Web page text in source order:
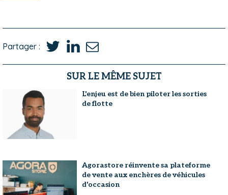
Partager :
SUR LE MÊME SUJET
L'enjeu est de bien piloter les sorties
de flotte
Agorastore réinvente sa plateforme
de vente aux enchères de véhicules
d'occasion